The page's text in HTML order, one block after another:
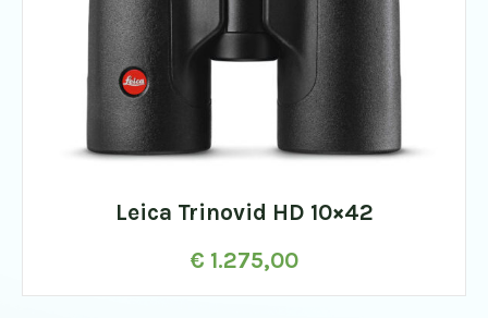
Leica Trinovid HD 10×42
€ 1.275,00